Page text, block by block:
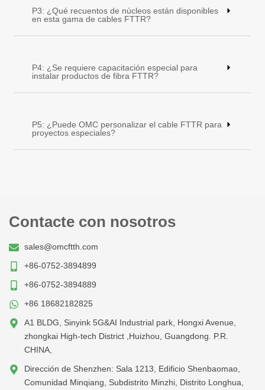
P3: ¿Qué recuentos de núcleos están disponibles
en esta gama de cables FTTR?
P4: ¿Se requiere capacitación especial para
instalar productos de fibra FTTR?
P5: ¿Puede OMC personalizar el cable FTTR para
proyectos especiales?
Contacte con nosotros
sales@omcftth.com
+86-0752-3894899
+86-0752-3894889
+86 18682182825
A1 BLDG, Sinyink 5G&AI Industrial park, Hongxi Avenue,
zhongkai High-tech District ,Huizhou, Guangdong. P.R.
CHINA,
Dirección de Shenzhen: Sala 1213, Edificio Shenbaomao,
Comunidad Minqiang, Subdistrito Minzhi, Distrito Longhua,